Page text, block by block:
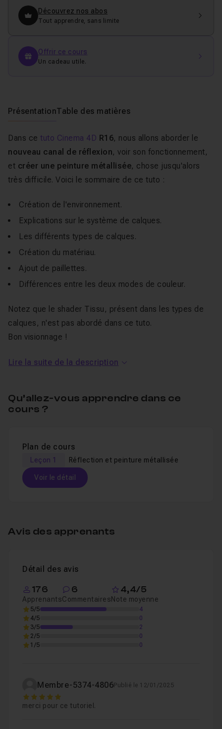
Découvrez nos abos
Tout apprendre, sans limite
Offrir ce cours
Un cadeau utile.
PrésentationTable des matières
Dans ce tuto Cinema 4D R16, nous allons aborder le
nouveau canal de réflexion, voir son fonctionnement,
et créer une peinture métallisée, chose jusqu'alors
très difficile. Voici le sommaire de ce tuto :
Création de l'environnement.
Explications sur le système de calques.
Les différents types de calques.
Création du matériau.
Ajout de paillettes.
Différences entre les deux modes de couleur.
Notez que le shader Tissu, présent dans les types de
calques, n'est pas abordé dans ce tuto.
Bon visionnage !
Lire la suite de la description
Qu’allez-vous apprendre dans ce
cours ?
Plan de cours
Leçon 1 Réflection et peinture métallisée
Voir le détail
Avis des apprenants
Détail des avis
176
Apprenants
6
Commentaires
4,4/5
Note moyenne
5/5
4
4/5
0
3/5
2
2/5
0
1/5
0
Membre-5374-4806Publié le 12/01/2025
5
merci pour ce tutoriel.